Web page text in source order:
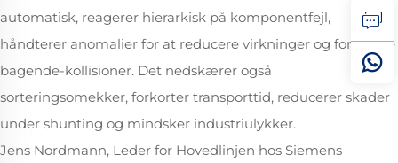
automatisk, reagerer hierarkisk på komponentfejl,
håndterer anomalier for at reducere virkninger og forhindre
bagende-kollisioner. Det nedskærer også
sorteringsomekker, forkorter transporttid, reducerer skader
under shunting og mindsker industriulykker.
Jens Nordmann, Leder for Hovedlinjen hos Siemens